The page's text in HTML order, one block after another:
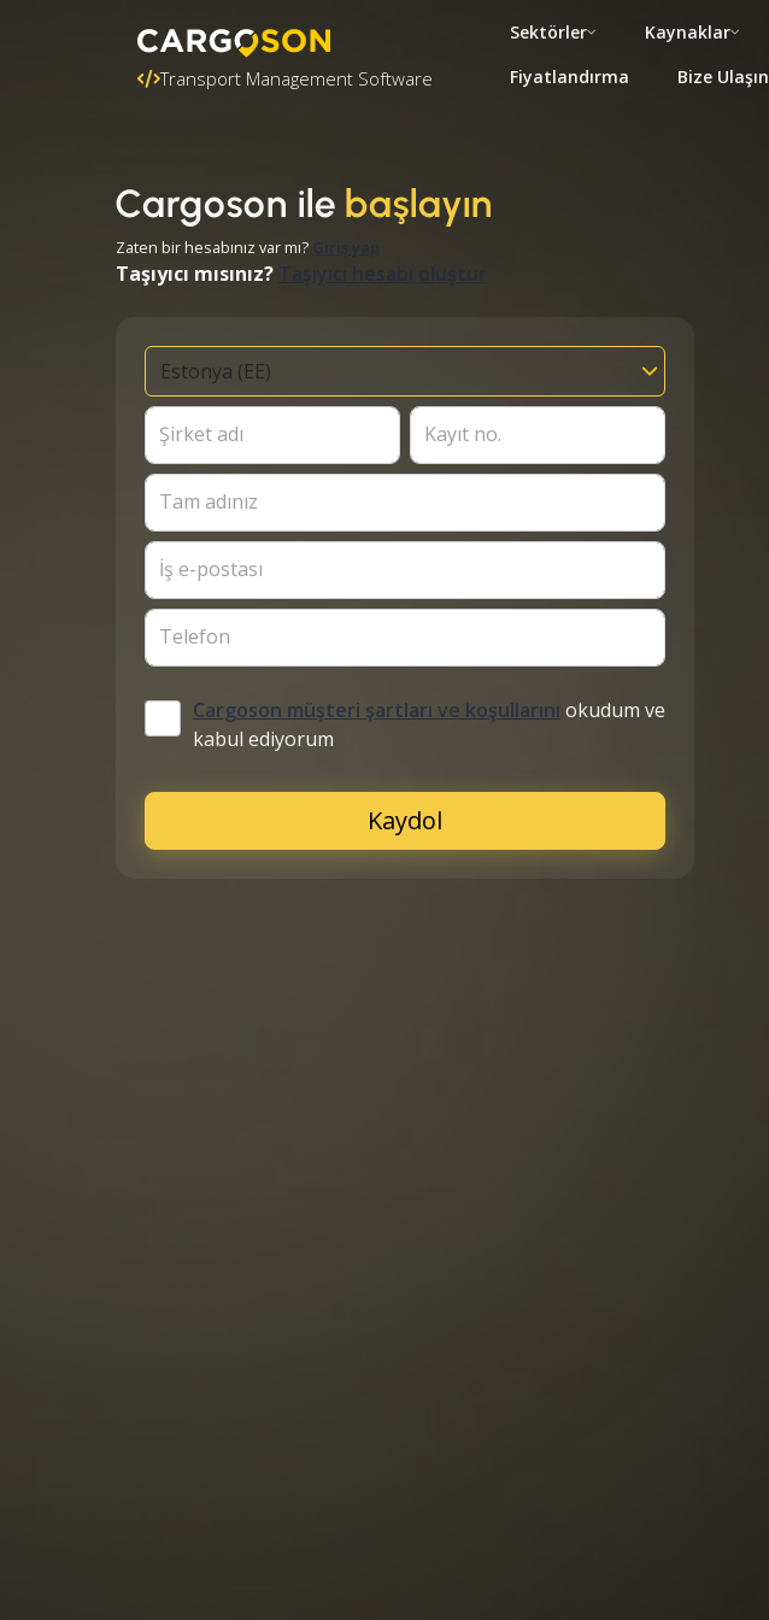
Transport Management Software
Sektörler
Kaynaklar
Fiyatlandırma
Bize Ulaşın
Cargoson ile başlayın
Zaten bir hesabınız var mı?
Taşıyıcı mısınız?
Şirket adı Kayıt no.
Tam adınız
İş e-postası
Telefon
Cargoson müşteri şartları ve koşullarını okudum ve
kabul ediyorum
Kaydol